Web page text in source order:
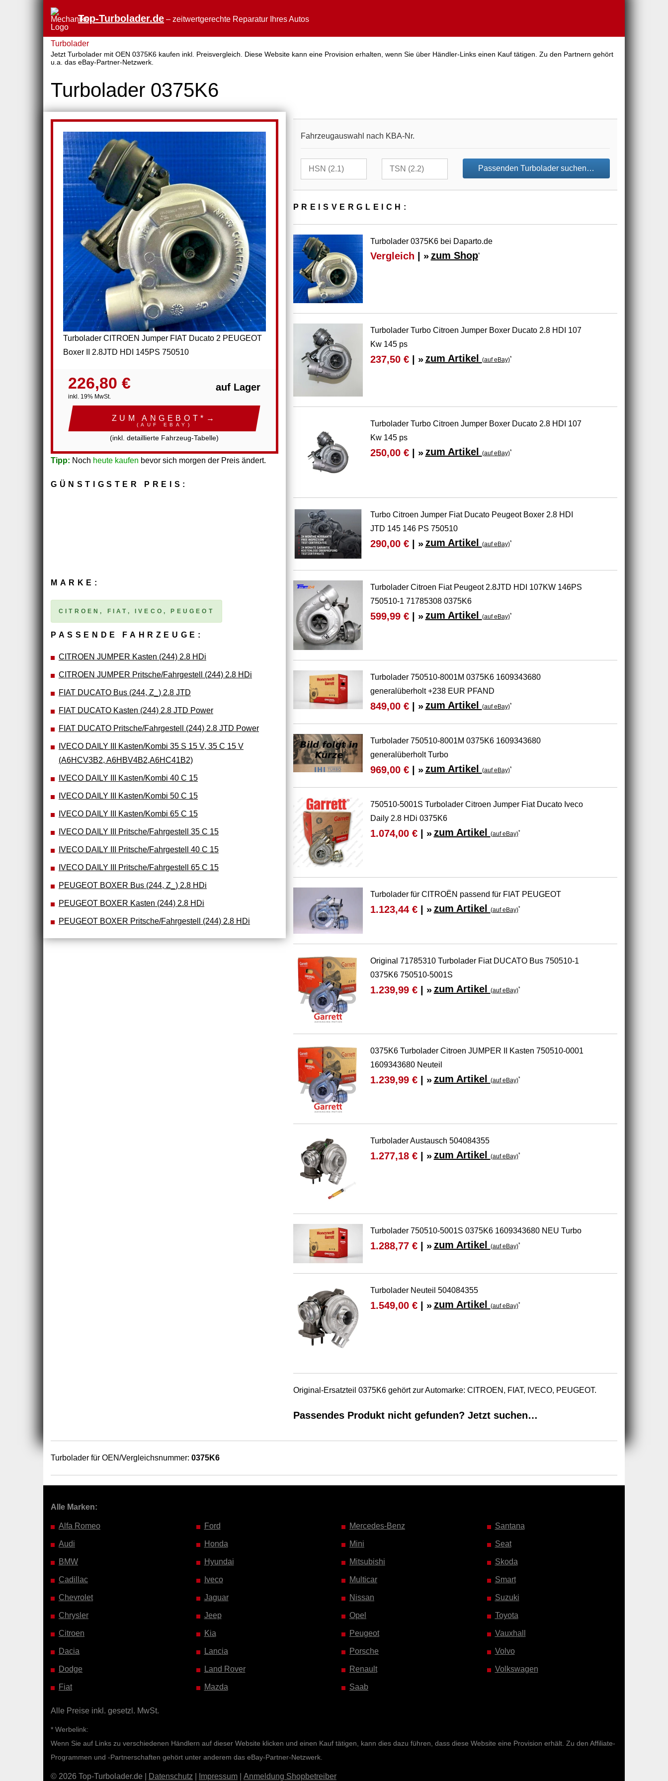
Top-Turbolader.de – zeitwertgerechte Reparatur Ihres Autos
Turbolader
Jetzt Turbolader mit OEN 0375K6 kaufen inkl. Preisvergleich. Diese Website kann eine Provision erhalten, wenn Sie über Händler-Links einen Kauf tätigen. Zu den Partnern gehört
u.a. das eBay-Partner-Netzwerk.
Turbolader 0375K6
Turbolader CITROEN Jumper FIAT Ducato 2 PEUGEOT
Boxer II 2.8JTD HDI 145PS 750510
226,80 €
inkl. 19% MwSt.
auf Lager
ZUM ANGEBOT*→
(AUF EBAY)
(inkl. detaillierte Fahrzeug-Tabelle)
Tipp: Noch heute kaufen bevor sich morgen der Preis ändert.
GÜNSTIGSTER PREIS:
MARKE:
CITROEN, FIAT, IVECO, PEUGEOT
PASSENDE FAHRZEUGE:
CITROEN JUMPER Kasten (244) 2.8 HDi
CITROEN JUMPER Pritsche/Fahrgestell (244) 2.8 HDi
FIAT DUCATO Bus (244, Z_) 2.8 JTD
FIAT DUCATO Kasten (244) 2.8 JTD Power
FIAT DUCATO Pritsche/Fahrgestell (244) 2.8 JTD Power
IVECO DAILY III Kasten/Kombi 35 S 15 V, 35 C 15 V
(A6HCV3B2, A6HBV4B2,A6HC41B2)
IVECO DAILY III Kasten/Kombi 40 C 15
IVECO DAILY III Kasten/Kombi 50 C 15
IVECO DAILY III Kasten/Kombi 65 C 15
IVECO DAILY III Pritsche/Fahrgestell 35 C 15
IVECO DAILY III Pritsche/Fahrgestell 40 C 15
IVECO DAILY III Pritsche/Fahrgestell 65 C 15
PEUGEOT BOXER Bus (244, Z_) 2.8 HDi
PEUGEOT BOXER Kasten (244) 2.8 HDi
PEUGEOT BOXER Pritsche/Fahrgestell (244) 2.8 HDi
Fahrzeugauswahl nach KBA-Nr.
Passenden Turbolader suchen…
PREIS­VER­GLEICH:
Turbolader 0375K6 bei Daparto.de
Vergleich | » zum Shop*
Turbolader Turbo Citroen Jumper Boxer Ducato 2.8 HDI 107
Kw 145 ps
237,50 €| » zum Artikel (auf eBay)*
Turbolader Turbo Citroen Jumper Boxer Ducato 2.8 HDI 107
Kw 145 ps
250,00 €| » zum Artikel (auf eBay)*
Turbo Citroen Jumper Fiat Ducato Peugeot Boxer 2.8 HDI
JTD 145 146 PS 750510
290,00 €| » zum Artikel (auf eBay)*
Turbolader Citroen Fiat Peugeot 2.8JTD HDI 107KW 146PS
750510-1 71785308 0375K6
599,99 €| » zum Artikel (auf eBay)*
Turbolader 750510-8001M 0375K6 1609343680
generalüberholt +238 EUR PFAND
849,00 €| » zum Artikel (auf eBay)*
Turbolader 750510-8001M 0375K6 1609343680
generalüberholt Turbo
969,00 €| » zum Artikel (auf eBay)*
750510-5001S Turbolader Citroen Jumper Fiat Ducato Iveco
Daily 2.8 HDi 0375K6
1.074,00 €| » zum Artikel (auf eBay)*
Turbolader für CITROËN passend für FIAT PEUGEOT
1.123,44 €| » zum Artikel (auf eBay)*
Original 71785310 Turbolader Fiat DUCATO Bus 750510-1
0375K6 750510-5001S
1.239,99 €| » zum Artikel (auf eBay)*
0375K6 Turbolader Citroen JUMPER II Kasten 750510-0001
1609343680 Neuteil
1.239,99 €| » zum Artikel (auf eBay)*
Turbolader Austausch 504084355
1.277,18 €| » zum Artikel (auf eBay)*
Turbolader 750510-5001S 0375K6 1609343680 NEU Turbo
1.288,77 €| » zum Artikel (auf eBay)*
Turbolader Neuteil 504084355
1.549,00 €| » zum Artikel (auf eBay)*
Original-Ersatzteil 0375K6 gehört zur Automarke: CITROEN, FIAT, IVECO, PEUGEOT.
Passendes Produkt nicht gefunden? Jetzt suchen…
Turbolader für OEN/Vergleichsnummer: 0375K6
Alle Marken:
Alfa Romeo
Audi
BMW
Cadillac
Chevrolet
Chrysler
Citroen
Dacia
Dodge
Fiat
Ford
Honda
Hyundai
Iveco
Jaguar
Jeep
Kia
Lancia
Land Rover
Mazda
Mercedes-Benz
Mini
Mitsubishi
Multicar
Nissan
Opel
Peugeot
Porsche
Renault
Saab
Santana
Seat
Skoda
Smart
Suzuki
Toyota
Vauxhall
Volvo
Volkswagen
Alle Preise inkl. gesetzl. MwSt.
* Werbelink:
Wenn Sie auf Links zu verschiedenen Händlern auf dieser Website klicken und einen Kauf tätigen, kann dies dazu führen, dass diese Website eine Provision erhält. Zu den Affiliate-
Programmen und -Partnerschaften gehört unter anderem das eBay-Partner-Netzwerk.
© 2026 Top-Turbolader.de | Datenschutz Impressum Anmeldung Shopbetreiber